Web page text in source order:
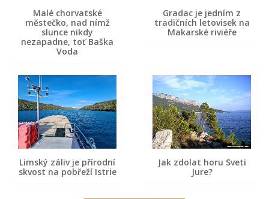
Malé chorvatské
městečko, nad nímž
slunce nikdy
nezapadne, toť Baška
Voda
Gradac je jedním z
tradičních letovisek na
Makarské riviéře
Limský záliv je přírodní
skvost na pobřeží Istrie
Jak zdolat horu Sveti
Jure?